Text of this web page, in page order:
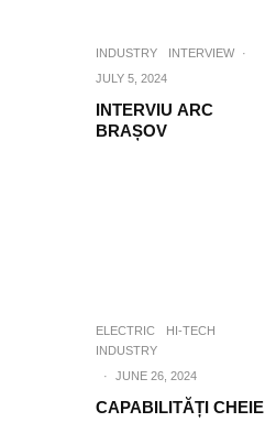
INDUSTRY INTERVIEW
·
JULY 5, 2024
INTERVIU ARC
BRAȘOV
ELECTRIC
HI-TECH
INDUSTRY
·
JUNE 26, 2024
CAPABILITĂȚI CHEIE